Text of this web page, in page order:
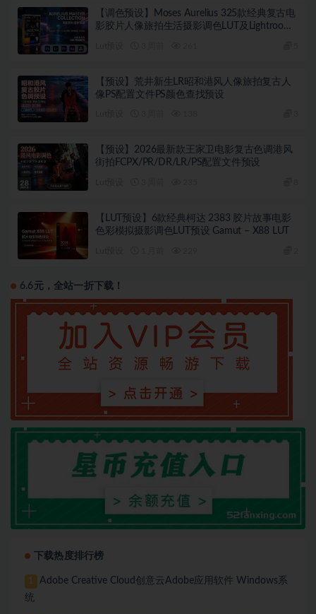
【调色预设】Moses Aurelius 325款经典复古电
影胶片人像旅拍生活摄影调色LUT及Lightroom
【预设】荒井新生LR昭和港风人像旅拍复古人
像PS配置文件PS颜色查找预设
【预设】2026最新款王家卫电影复古色调港风
街拍FCPX/PR/DR/LR/PS配置文件预设
【LUT预设】6款经典柯达 2383 胶片故事电影
色彩模拟摄影调色LUT预设 Gamut – X88 LUT
6.6元，全站一折下载！
下载热度排行榜
1
Adobe Creative Cloud创意云Adobe应用软件 Windows系
统